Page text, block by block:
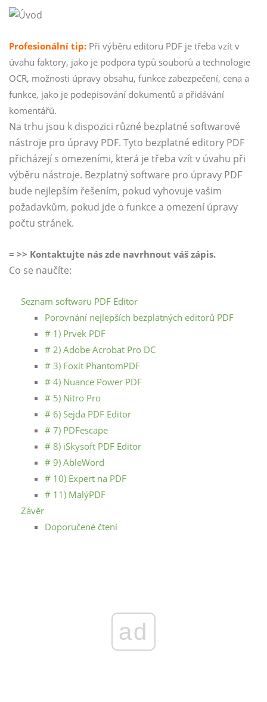
Profesionální tip: Při výběru editoru PDF je třeba vzít v
úvahu faktory, jako je podpora typů souborů a technologie
OCR, možnosti úpravy obsahu, funkce zabezpečení, cena a
funkce, jako je podepisování dokumentů a přidávání
komentářů.
Na trhu jsou k dispozici různé bezplatné softwarové
nástroje pro úpravy PDF. Tyto bezplatné editory PDF
přicházejí s omezeními, která je třeba vzít v úvahu při
výběru nástroje. Bezplatný software pro úpravy PDF
bude nejlepším řešením, pokud vyhovuje vašim
požadavkům, pokud jde o funkce a omezení úpravy
počtu stránek.
= >> Kontaktujte nás zde navrhnout váš zápis.
Co se naučíte:
Seznam softwaru PDF Editor
Porovnání nejlepších bezplatných editorů PDF
# 1) Prvek PDF
# 2) Adobe Acrobat Pro DC
# 3) Foxit PhantomPDF
# 4) Nuance Power PDF
# 5) Nitro Pro
# 6) Sejda PDF Editor
# 7) PDFescape
# 8) iSkysoft PDF Editor
# 9) AbleWord
# 10) Expert na PDF
# 11) MalýPDF
Závěr
Doporučené čtení
ad